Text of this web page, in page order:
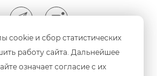
cookie и сбор статистических
работу сайта. Дальнейшее
означает согласие с их
оплату
картами